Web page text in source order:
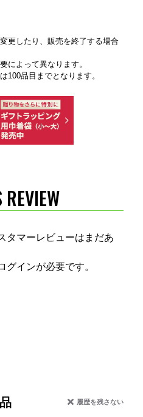
更したり、販売を終了する場合
によって異なります。
100品目までとなります。
REVIEW
タマーレビューはまだあ
グインが必要です。
履歴を残さない